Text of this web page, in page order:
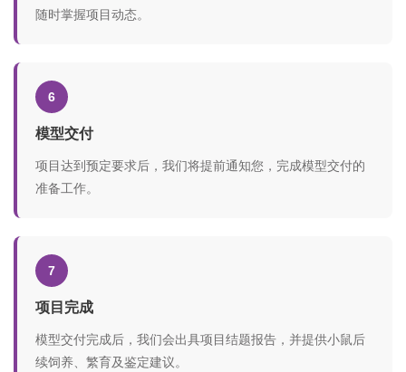
随时掌握项目动态。
6
模型交付
项目达到预定要求后，我们将提前通知您，完成模型交付的
准备工作。
7
项目完成
模型交付完成后，我们会出具项目结题报告，并提供小鼠后
续饲养、繁育及鉴定建议。